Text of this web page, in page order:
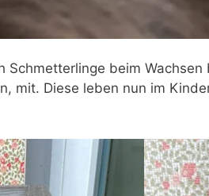
Schmetterlinge beim
mit. Diese leben nun im